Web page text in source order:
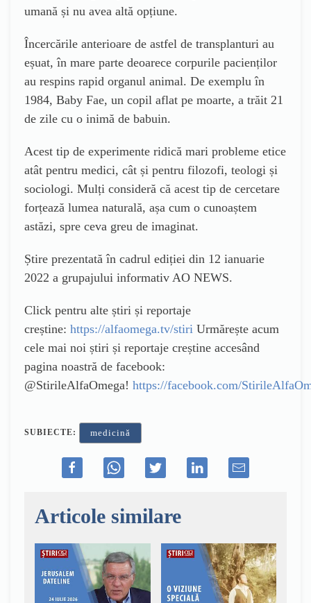
umană și nu avea altă opțiune.
Încercările anterioare de astfel de transplanturi au
eșuat, în mare parte deoarece corpurile pacienților
au respins rapid organul animal. De exemplu în
1984, Baby Fae, un copil aflat pe moarte, a trăit 21
de zile cu o inimă de babuin.
Acest tip de experimente ridică mari probleme etice
atât pentru medici, cât și pentru filozofi, teologi și
sociologi. Mulți consideră că acest tip de cercetare
forțează lumea naturală, așa cum o cunoaștem
astăzi, spre ceva greu de imaginat.
Știre prezentată în cadrul ediției din 12 ianuarie
2022 a grupajului informativ AO NEWS.
Click pentru alte știri și reportaje
creștine: https://alfaomega.tv/stiri Urmărește acum
cele mai noi știri și reportaje creștine accesând
pagina noastră de facebook:
@StirileAlfaOmega! https://facebook.com/
SUBIECTE: medicină
Articole similare